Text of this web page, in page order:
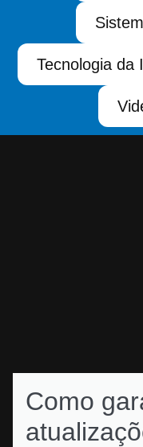
Tecnologia da
Como